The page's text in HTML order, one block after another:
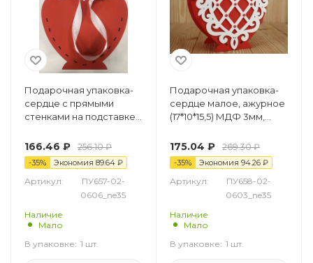
Подарочная упаковка-
сердце с прямыми
стенками на подставке
шт.
166.46 ₽ 256.10₽
-35% Экономия 89.64 ₽
Артикул:
ПУ657-02-
0606_ne35
Наличие
Мало
В упаковке: 1 шт.
Подарочная упаковка-
сердце малое, ажурное
(17*10*15,5) МДФ 3мм,
Красная, 1 шт.
175.04 ₽ 269.30₽
-35% Экономия 94.26 ₽
Артикул:
ПУ658-02-
0603_ne35
Наличие
Мало
В упаковке: 1 шт.